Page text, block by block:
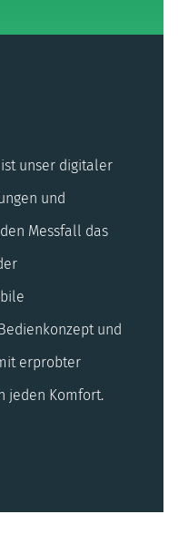
ist unser digitaler
und
Messfall das
und
erprobter
jeden Komfort.